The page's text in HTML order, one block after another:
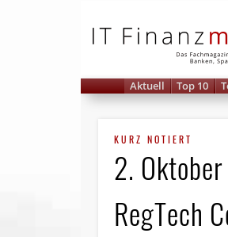
Aktuell Top 10
KURZ NOTIERT
2.
RegTech